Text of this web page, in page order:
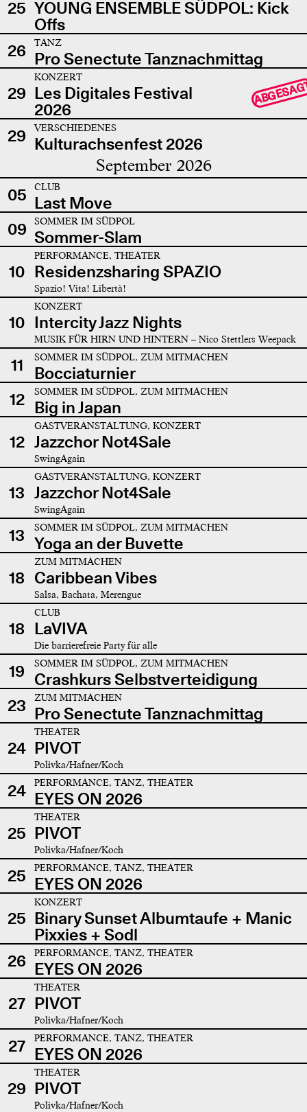
25 YOUNG ENSEMBLE SÜDPOL: Kick
Offs
26
TANZ
Pro Senectute Tanznachmittag
29
KONZERT
Les Digitales Festival
2026
29 VERSCHIEDENES
Kulturachsenfest 2026
September 2026
05 CLUB
Last Move
09
SOMMER IM SÜDPOL
Sommer-Slam
10
PERFORMANCE, THEATER
Residenzsharing SPAZIO
Spazio! Vita! Libertà!
10
KONZERT
Intercity Jazz Nights
MUSIK FÜR HIRN UND HINTERN – Nico Stettlers Weepack
11 SOMMER IM SÜDPOL, ZUM MITMACHEN
Bocciaturnier
12
SOMMER IM SÜDPOL, ZUM MITMACHEN
Big in Japan
12
GASTVERANSTALTUNG, KONZERT
Jazzchor Not4Sale
SwingAgain
13
GASTVERANSTALTUNG, KONZERT
Jazzchor Not4Sale
SwingAgain
13 SOMMER IM SÜDPOL, ZUM MITMACHEN
Yoga an der Buvette
18
ZUM MITMACHEN
Caribbean Vibes
Salsa, Bachata, Merengue
18
CLUB
LaVIVA
Die barrierefreie Party für alle
19 SOMMER IM SÜDPOL, ZUM MITMACHEN
Crashkurs Selbstverteidigung
23
ZUM MITMACHEN
Pro Senectute Tanznachmittag
24
THEATER
PIVOT
Polivka/Hafner/Koch
24 PERFORMANCE, TANZ, THEATER
EYES ON 2026
25
THEATER
PIVOT
Polivka/Hafner/Koch
25 PERFORMANCE, TANZ, THEATER
EYES ON 2026
25
KONZERT
Binary Sunset Albumtaufe + Manic
Pixxies + Sodl
26
PERFORMANCE, TANZ, THEATER
EYES ON 2026
27
THEATER
PIVOT
Polivka/Hafner/Koch
27 PERFORMANCE, TANZ, THEATER
EYES ON 2026
29
THEATER
PIVOT
Polivka/Hafner/Koch